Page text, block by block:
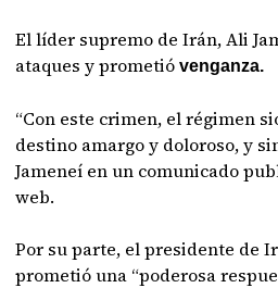
El líder supremo de Irán, Ali
ataques y prometióvenganza.
“Con este crimen, el régimen
destino amargo y doloroso, y
Jameneí en un comunicado
web.
Por su parte, el presidente de
prometió una “poderosa